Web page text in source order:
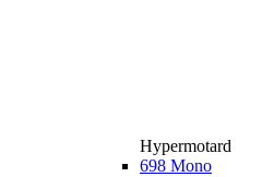
Hypermotard
698 Mono